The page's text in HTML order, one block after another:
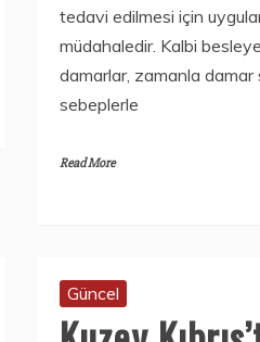
tedavi edilmesi için
müdahaledir. Kalbi
damarlar, zamanla damar
sebeplerle
Read More
Güncel